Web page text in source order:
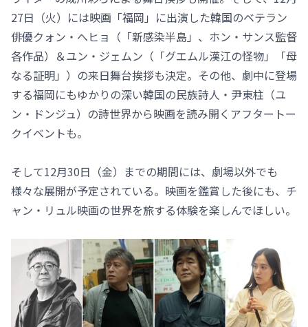
27日（火）には映画「福岡」に出演した韓国のベテラン
俳優クォン・へヒョ（「新感染半島」、ホン・サンス監督
各作品）＆ユン・ジェムン（「グエムル漢江の怪物」「母
なる証明」）の来日舞台挨拶も決定。その他、劇中に登場
する福岡にもゆかりの深い韓国の民族詩人・尹東柱（ユ
ン・ドンジュ）の詩世界から映画を読み開くアフタートー
クイベントも。
そして12月30日（金）までの期間には、劇場以外でも
様々な展開が予定されている。映画を鑑賞した後にも、チ
ャン・リュル映画の世界を旅する体験を楽しんでほしい。